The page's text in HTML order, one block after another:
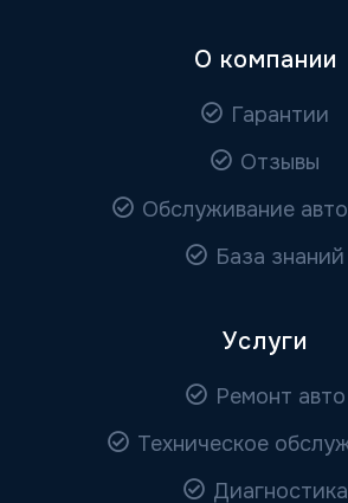
О компании
Гарантии
Отзывы
Обслуживание
База знаний
Услуги
Ремонт авто
Техническое
Диагностика